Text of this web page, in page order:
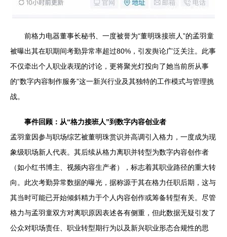
前格力电器董事长秘书、一度被誉为“董明珠接班人”的孟羽童
被曝出其在职期间考勤异常率超过80%，引发舆论广泛关注。此事
不仅牵出个人职业表现的讨论，更将聚光灯投向了她当前所从事
的“数字内容制作服务”这一新兴行业及其独特的工作模式与管理挑
战。
事件回顾：从“格力接班人”到数字内容创业者
孟羽童因参与职场综艺被董明珠赏识并高调引入格力，一度成为现
象级职场新人代表。其后续从格力离职并转型为数字内容创作者
（如小红书博主、视频内容生产者），标志着其职业路径的重大转
向。此次考勤异常数据的曝光，据称源于其在格力任职后期，这与
其当时可能已开始倾斜精力于个人内容创作或筹备转型有关。尽管
格力与孟羽童双方对离职原因表述各有侧重，但此数据无疑引发了
公众对职场责任、职业转型期行为以及新兴职业形态合规性的思